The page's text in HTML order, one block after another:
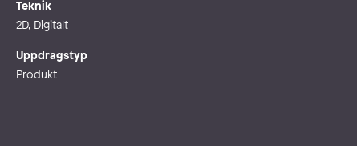
Teknik
2D, Digitalt
Uppdragstyp
Produkt